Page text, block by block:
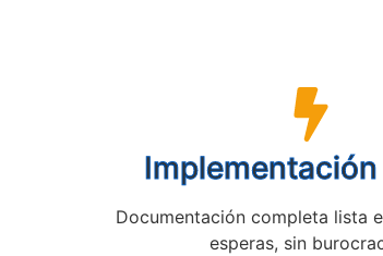
Documentación completa lista
esperas, sin